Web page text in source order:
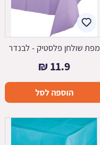
מפת שולחן פלסטיק - לבנדר
11.9
₪
הוספה לסל